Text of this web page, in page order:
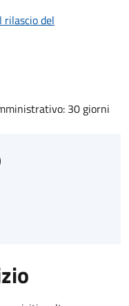
rilascio del
30 giorni